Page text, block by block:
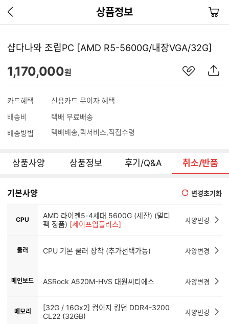
상품정보
이
지
기
장
바
샵다나와 조립PC [AMD R5-5600G/내장VGA/32G]
1,170,000원
카드혜택
신용카드 무이자 혜택
배송비
택배 무료배송
배송방법
택배배송 퀵서비스 직접수령
상품사양 상품정보 후기/Q&A 취소/반품
기본사양 변경초기화
CPU
AMD 라이젠5-4세대 5600G (세잔) (멀티
팩 정품) [세이프업플러스] 사양변경
쿨러 CPU 기본 쿨러 장착 (추가선택가능) 사양변경
메인보드 ASRock A520M-HVS 대원씨티에스 사양변경
메모리
[32G / 16Gx2] 컴이지 킹덤 DDR4-3200
CL22 (32GB)
사양변경